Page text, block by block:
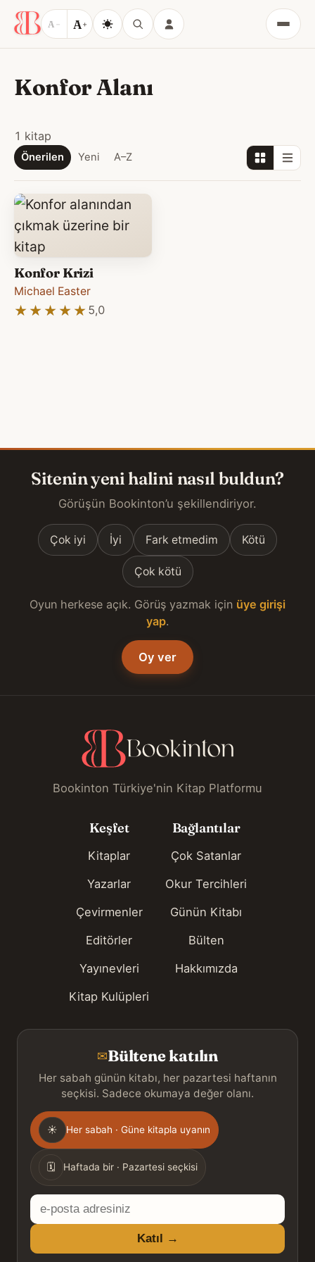
A − A+
Menü
Konfor Alanı
1 kitap
Önerilen Yeni A–Z
Konfor Krizi
Michael Easter
★★★★★
★★★★★ 5,0
Sitenin yeni halini nasıl buldun?
Görüşün Bookinton’u şekillendiriyor.
Çok iyi İyi Fark etmedim Kötü
Çok kötü
Oyun herkese açık. Görüş yazmak için üye girişi
yap.
Oy ver
Bookinton Türkiye'nin Kitap Platformu
Keşfet
Kitaplar
Yazarlar
Çevirmenler
Editörler
Yayınevleri
Kitap Kulüpleri
Bağlantılar
Çok Satanlar
Okur Tercihleri
Günün Kitabı
Bülten
Hakkımızda
✉Bültene katılın
Her sabah günün kitabı, her pazartesi haftanın
seçkisi. Sadece okumaya değer olanı.
Gönderim
sıklığı
☀ Her sabah · Güne kitapla uyanın
🗓 Haftada bir · Pazartesi seçkisi
E-
posta
adresiniz
Katıl →